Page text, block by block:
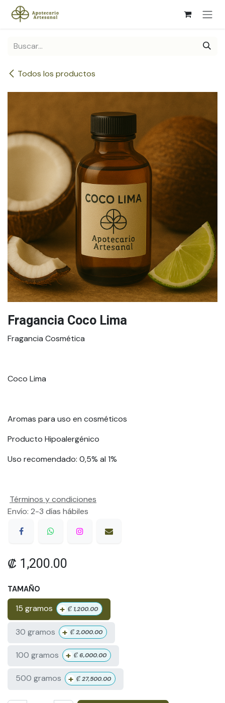
Ir al contenido
Todos los productos
Fragancia Coco Lima
Fragancia Cosmética
Coco Lima
Aromas para uso en cosméticos
Producto Hipoalergénico
Uso recomendado: 0,5% al 1%
₡ 1,200.00
TAMAÑO
15 gramos + ₡ 1,200.00
30 gramos + ₡2,000.00
100 gramos + ₡6,000.00
500 gramos + ₡27,500.00
Términos y condiciones
Envío: 2-3 días hábiles